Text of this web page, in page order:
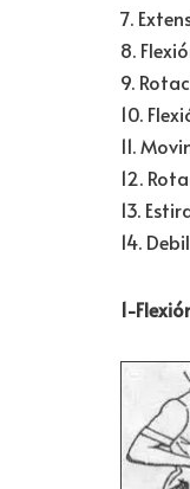
7.
8.
9.
10.
11.
12.
13.
14.
1-